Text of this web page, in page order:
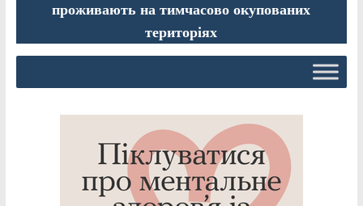
проживають на тимчасово окупованих
територіях